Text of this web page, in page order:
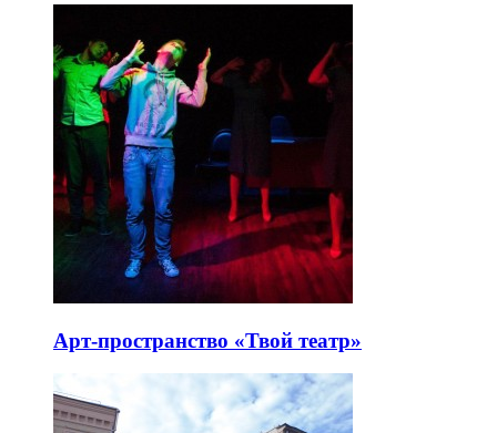
Арт-пространство «Твой театр»